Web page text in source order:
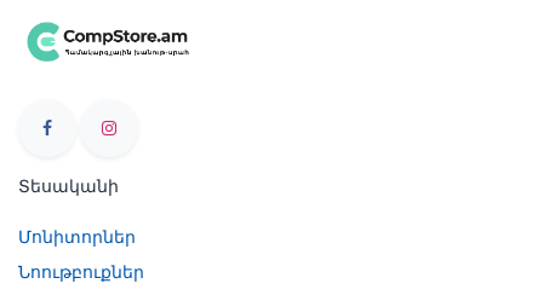
Տեսականի
Մոնիտորներ
Նոութբուքներ